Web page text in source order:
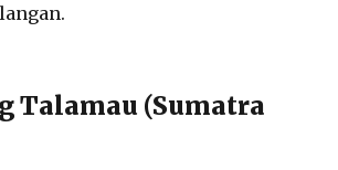
Talamau (Sumatra